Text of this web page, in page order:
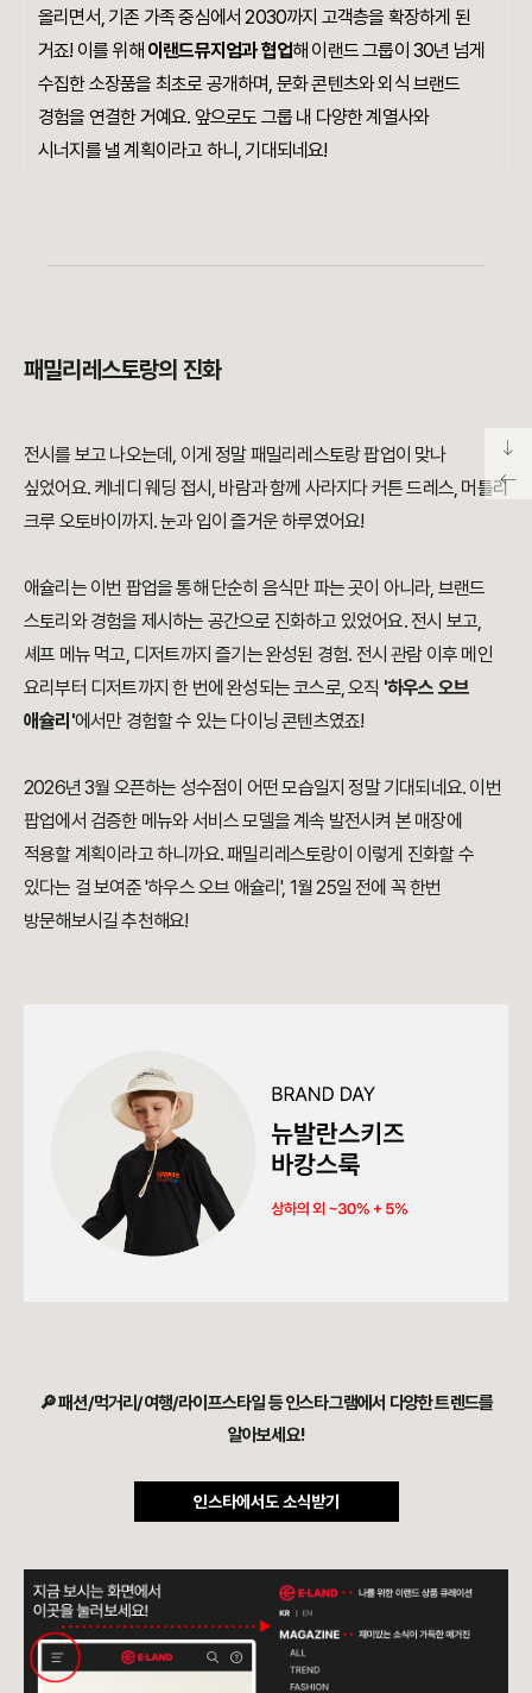
올리면서, 기존 가족 중심에서 2030까지 고객층을 확장하게 된
거죠! 이를 위해 이랜드뮤지엄과 협업해 이랜드 그룹이 30년 넘게
수집한 소장품을 최초로 공개하며, 문화 콘텐츠와 외식 브랜드
경험을 연결한 거예요. 앞으로도 그룹 내 다양한 계열사와
시너지를 낼 계획이라고 하니, 기대되네요!
패밀리레스토랑의 진화
전시를 보고 나오는데, 이게 정말 패밀리레스토랑 팝업이 맞나
싶었어요. 케네디 웨딩 접시, 바람과 함께 사라지다 커튼 드레스, 머틀리
크루 오토바이까지. 눈과 입이 즐거운 하루였어요!
애슐리는 이번 팝업을 통해 단순히 음식만 파는 곳이 아니라, 브랜드
스토리와 경험을 제시하는 공간으로 진화하고 있었어요. 전시 보고,
셰프 메뉴 먹고, 디저트까지 즐기는 완성된 경험. 전시 관람 이후 메인
요리부터 디저트까지 한 번에 완성되는 코스로, 오직 '하우스 오브
애슐리'에서만 경험할 수 있는 다이닝 콘텐츠였죠!
2026년 3월 오픈하는 성수점이 어떤 모습일지 정말 기대되네요. 이번
팝업에서 검증한 메뉴와 서비스 모델을 계속 발전시켜 본 매장에
적용할 계획이라고 하니까요. 패밀리레스토랑이 이렇게 진화할 수
있다는 걸 보여준 '하우스 오브 애슐리', 1월 25일 전에 꼭 한번
방문해보시길 추천해요!
🔎 패션/먹거리/여행/라이프스타일 등 인스타그램에서 다양한 트렌드를
알아보세요!
인스타에서도 소식받기